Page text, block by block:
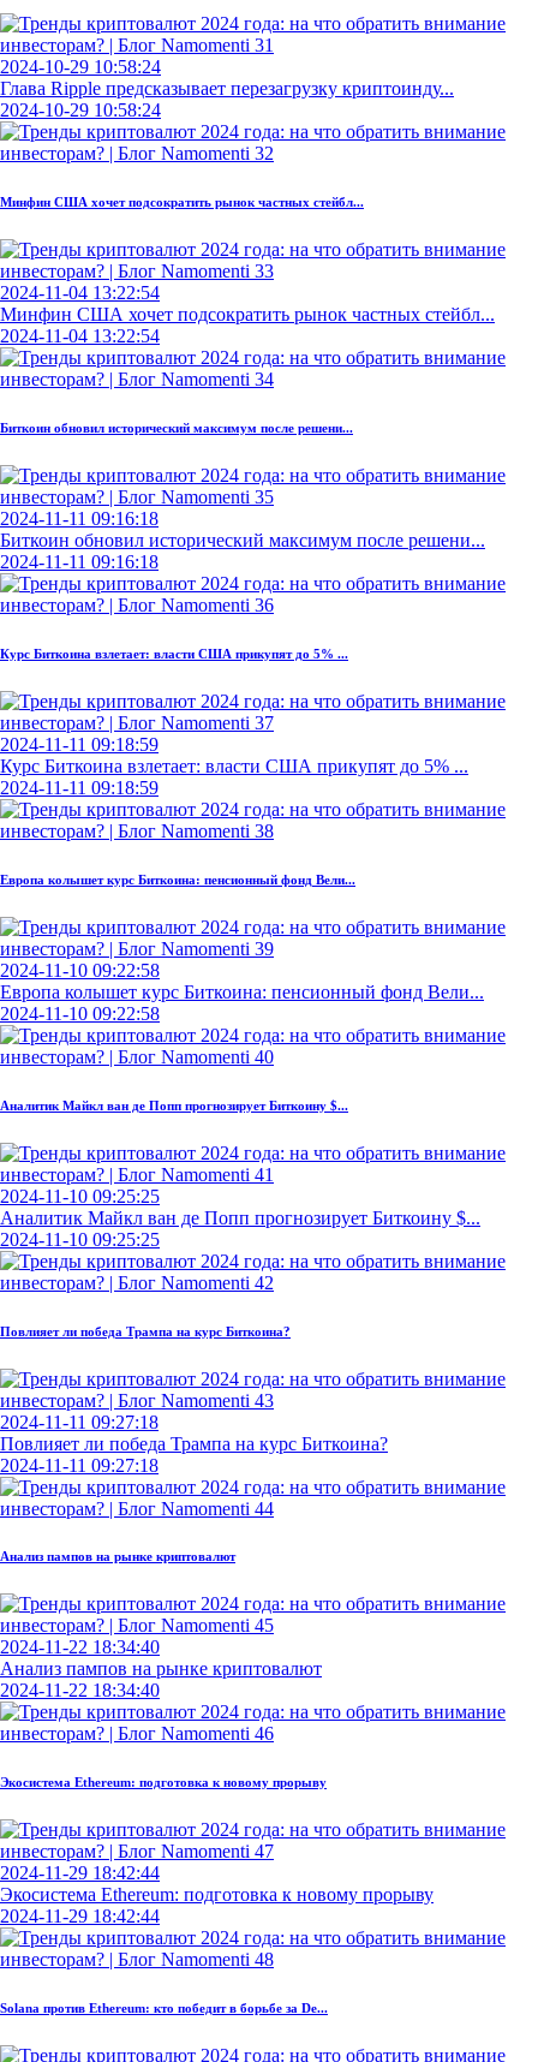
2024-10-29 10:58:24
Глава Ripple предсказывает перезагрузку криптоинду...
2024-10-29 10:58:24
Минфин США хочет подсократить рынок частных стейбл...
2024-11-04 13:22:54
Минфин США хочет подсократить рынок частных стейбл...
2024-11-04 13:22:54
Биткоин обновил исторический максимум после решени...
2024-11-11 09:16:18
Биткоин обновил исторический максимум после решени...
2024-11-11 09:16:18
Курс Биткоина взлетает: власти США прикупят до 5% ...
2024-11-11 09:18:59
Курс Биткоина взлетает: власти США прикупят до 5% ...
2024-11-11 09:18:59
Европа колышет курс Биткоина: пенсионный фонд Вели...
2024-11-10 09:22:58
Европа колышет курс Биткоина: пенсионный фонд Вели...
2024-11-10 09:22:58
Аналитик Майкл ван де Попп прогнозирует Биткоину $...
2024-11-10 09:25:25
Аналитик Майкл ван де Попп прогнозирует Биткоину $...
2024-11-10 09:25:25
Повлияет ли победа Трампа на курс Биткоина?
2024-11-11 09:27:18
Повлияет ли победа Трампа на курс Биткоина?
2024-11-11 09:27:18
Анализ пампов на рынке криптовалют
2024-11-22 18:34:40
Анализ пампов на рынке криптовалют
2024-11-22 18:34:40
Экосистема Ethereum: подготовка к новому прорыву
2024-11-29 18:42:44
Экосистема Ethereum: подготовка к новому прорыву
2024-11-29 18:42:44
Solana против Ethereum: кто победит в борьбе за De...